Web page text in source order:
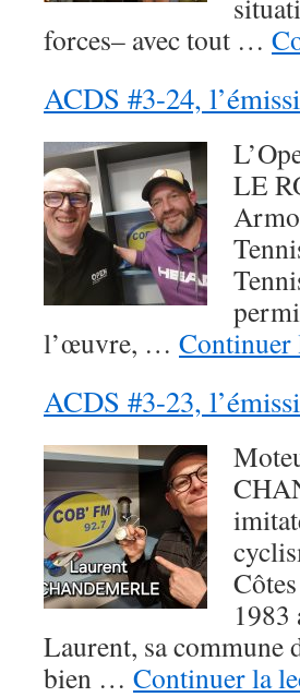
forces– avec tout …
ACDS #3-24,
LE
l’œuvre, … Continuer
ACDS #3-23,
Laurent, sa commune
bien … Continuer la